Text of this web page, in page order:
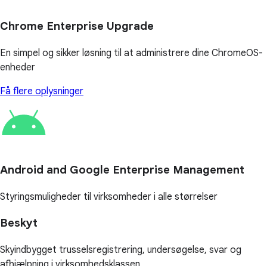
Chrome Enterprise Upgrade
En simpel og sikker løsning til at administrere dine ChromeOS-
enheder
Få flere oplysninger
Android and Google Enterprise Management
Styringsmuligheder til virksomheder i alle størrelser
Beskyt
Skyindbygget trusselsregistrering, undersøgelse, svar og